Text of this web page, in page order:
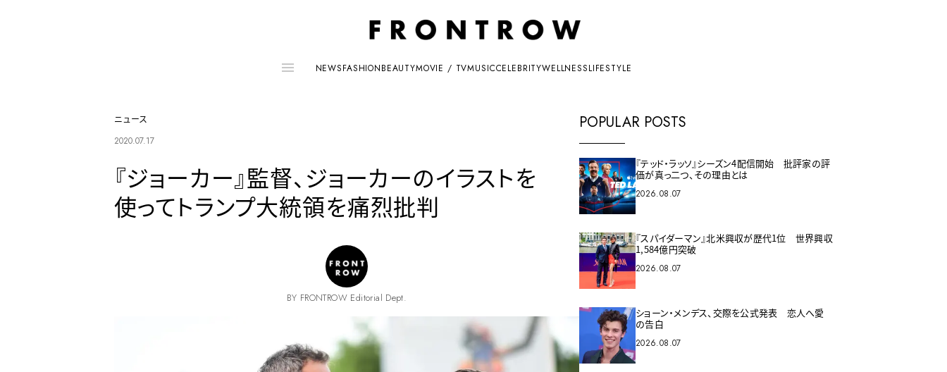
NEWSFASHIONBEAUTYMOVIE / TVMUSICCELEBRITYWELLNESSLIFESTYLE
ニュース
2020.07.17
『ジョーカー』監督、ジョーカーのイラストを
使ってトランプ大統領を痛烈批判
BY FRONTROW Editorial Dept.
POPULAR POSTS
『テッド・ラッソ』シーズン4配信開始 批評家の評
価が真っ二つ、その理由とは
2026.08.07
『スパイダーマン』北米興収が歴代1位 世界興収
1,584億円突破
2026.08.07
ショーン・メンデス、交際を公式発表 恋人へ愛
の告白
2026.08.07